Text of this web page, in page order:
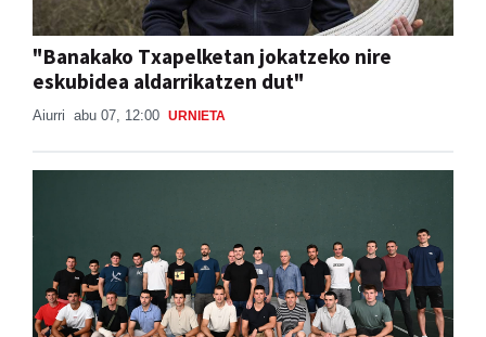
"Banakako Txapelketan jokatzeko nire
eskubidea aldarrikatzen dut"
Aiurri abu 07, 12:00 URNIETA